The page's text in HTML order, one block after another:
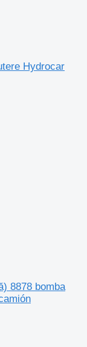
Hydrocar
8878 bomba